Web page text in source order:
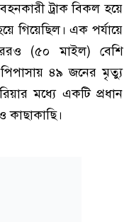
ট্রাক বিকল হয়ে
গিয়েছিল। এক পর্যায়ে
(৫০ মাইল) বেশি
পিপাসায় ৪৯ জনের মৃত্যু
মধ্যে একটি প্রধান
কাছাকাছি।